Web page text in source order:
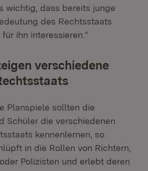
wichtig, dass bereits junge
des Rechtsstaats
ihn interessieren.“
verschiedene
Planspiele sollten die
Schüler die verschiedenen
kennenlernen, so
in die Rollen von Richtern,
Polizisten und erlebt deren